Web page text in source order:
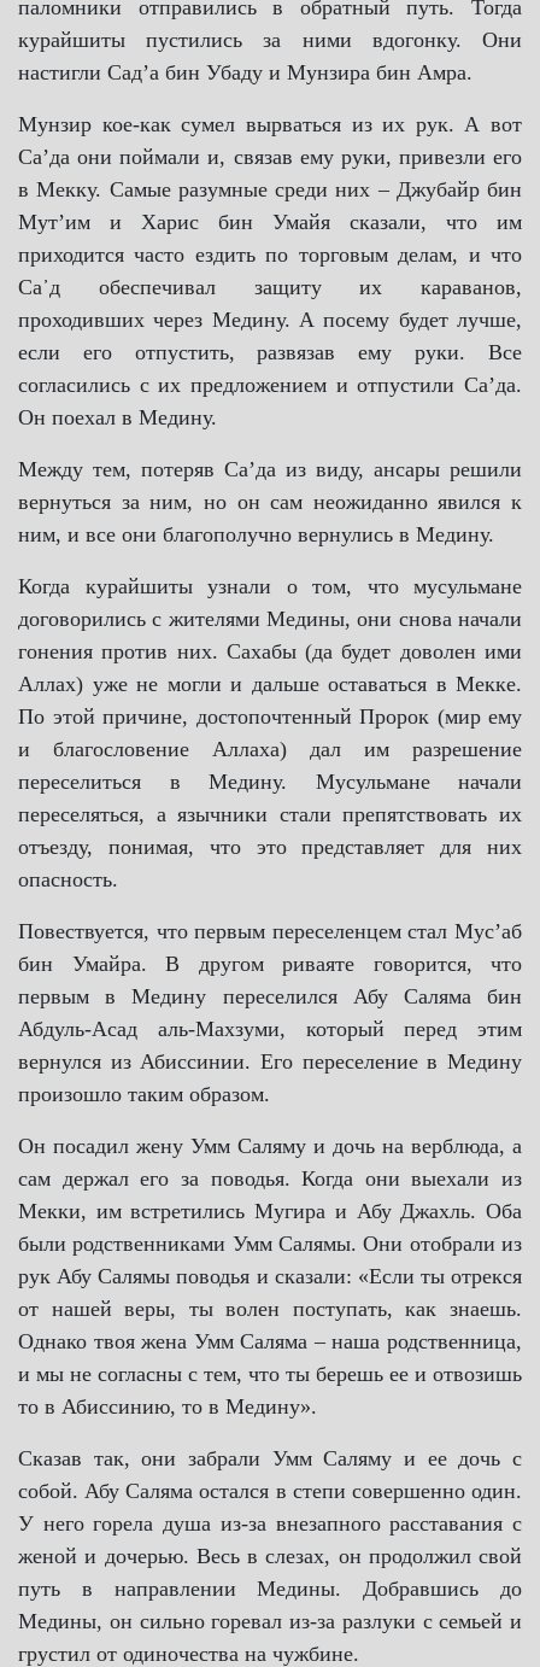
паломники отправились в обратный путь. Тогда
курайшиты пустились за ними вдогонку. Они
настигли Садʼа бин Убаду и Мунзира бин Амра.
Мунзир кое-как сумел вырваться из их рук. А вот
Саʼда они поймали и, связав ему руки, привезли его
в Мекку. Самые разумные среди них ‒ Джубайр бин
Мутʼим и Харис бин Умайя сказали, что им
приходится часто ездить по торговым делам, и что
Са᾿д обеспечивал защиту их караванов,
проходивших через Медину. А посему будет лучше,
если его отпустить, развязав ему руки. Все
согласились с их предложением и отпустили Саʼда.
Он поехал в Медину.
Между тем, потеряв Саʼда из виду, ансары решили
вернуться за ним, но он сам неожиданно явился к
ним, и все они благополучно вернулись в Медину.
Когда курайшиты узнали о том, что мусульмане
договорились с жителями Медины, они снова начали
гонения против них. Сахабы (да будет доволен ими
Аллах) уже не могли и дальше оставаться в Мекке.
По этой причине, достопочтенный Пророк (мир ему
и благословение Аллаха) дал им разрешение
переселиться в Медину. Мусульмане начали
переселяться, а язычники стали препятствовать их
отъезду, понимая, что это представляет для них
опасность.
Повествуется, что первым переселенцем стал Мусʼаб
бин Умайра. В другом риваяте говорится, что
первым в Медину переселился Абу Саляма бин
Абдуль-Асад аль-Махзуми, который перед этим
вернулся из Абиссинии. Его переселение в Медину
произошло таким образом.
Он посадил жену Умм Саляму и дочь на верблюда, а
сам держал его за поводья. Когда они выехали из
Мекки, им встретились Мугира и Абу Джахль. Оба
были родственниками Умм Салямы. Они отобрали из
рук Абу Салямы поводья и сказали: «Если ты отрекся
от нашей веры, ты волен поступать, как знаешь.
Однако твоя жена Умм Саляма ‒ наша родственница,
и мы не согласны с тем, что ты берешь ее и отвозишь
то в Абиссинию, то в Медину».
Сказав так, они забрали Умм Саляму и ее дочь с
собой. Абу Саляма остался в степи совершенно один.
У него горела душа из-за внезапного расставания с
женой и дочерью. Весь в слезах, он продолжил свой
путь в направлении Медины. Добравшись до
Медины, он сильно горевал из-за разлуки с семьей и
грустил от одиночества на чужбине.